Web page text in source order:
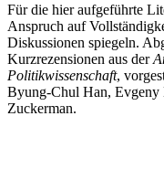
Für die hier aufgeführte
Anspruch auf
Diskussionen spiegeln.
Kurzrezensionen aus der
Politikwissenschaft,
Byung-Chul Han, Evgeny
Zuckerman.